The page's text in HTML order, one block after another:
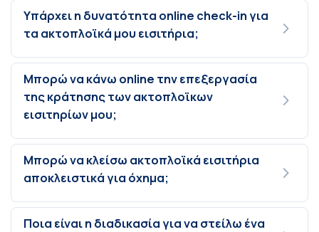
Υπάρχει η δυνατότητα online check-in για
τα ακτοπλοϊκά μου εισιτήρια;
Μπορώ να κάνω online την επεξεργασία
της κράτησης των ακτοπλοϊκων
εισιτηρίων μου;
Μπορώ να κλείσω ακτοπλοϊκά εισιτήρια
αποκλειστικά για όχημα;
Ποια είναι η διαδικασία για να στείλω ένα